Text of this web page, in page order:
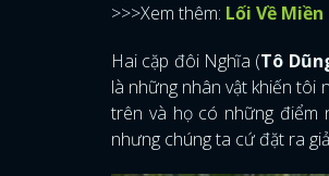
>>>Xem thêm: Lối Về
Hai cặp đôi Nghĩa (Tô
là những nhân vật khiến tôi
trên và họ có những điểm
nhưng chúng ta cứ đặt ra